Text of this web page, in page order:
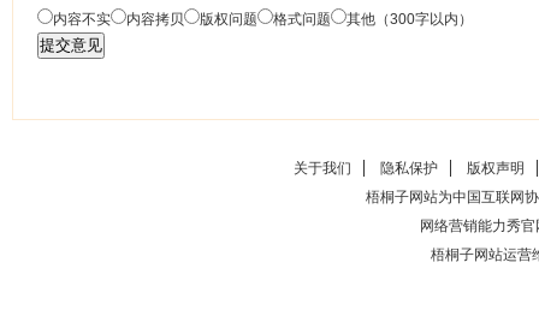
内容不实 内容拷贝 版权问题 格式问题 其他（300字以内）
关于我们 隐私保护
版权声明
梧桐子网站为中国互联网
网络营销能力秀官
梧桐子网站运营